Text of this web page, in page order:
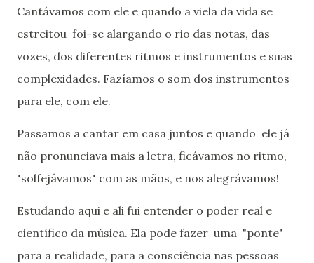
Cantávamos com ele e quando a viela da vida se
estreitou foi-se alargando o rio das notas, das
vozes, dos diferentes ritmos e instrumentos e suas
complexidades. Fazíamos o som dos instrumentos
para ele, com ele.
Passamos a cantar em casa juntos e quando ele já
não pronunciava mais a letra, ficávamos no ritmo,
"solfejávamos" com as mãos, e nos alegrávamos!
Estudando aqui e ali fui entender o poder real e
científico da música. Ela pode fazer uma "ponte"
para a realidade, para a consciência nas pessoas